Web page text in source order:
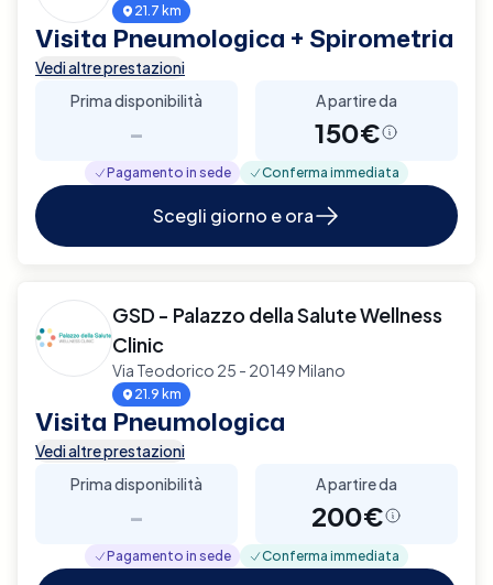
21.7 km
Visita Pneumologica + Spirometria
Vedi altre prestazioni
Prima disponibilità
-
A partire da
150€
Pagamento in sede Conferma immediata
Scegli giorno e ora
GSD - Palazzo della Salute Wellness
Clinic
Via Teodorico 25 - 20149 Milano
21.9 km
Visita Pneumologica
Vedi altre prestazioni
Prima disponibilità
-
A partire da
200€
Pagamento in sede Conferma immediata